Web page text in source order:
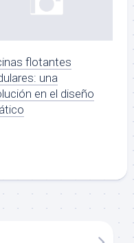
flotantes
una
en el diseño